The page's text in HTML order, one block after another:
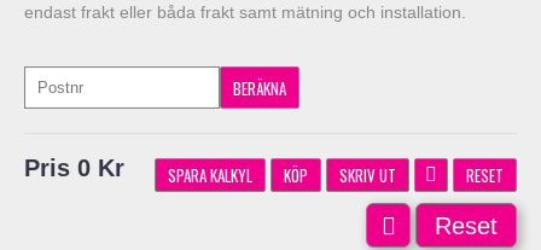
endast frakt eller båda frakt samt mätning och installation.
Pris 0 Kr SPARA KALKYL KÖP SKRIV UT RESET
Reset